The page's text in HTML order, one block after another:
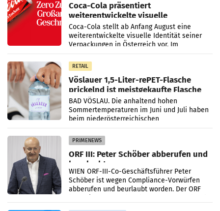
Coca-Cola präsentiert
weiterentwickelte visuelle
Markenidentität
Coca-Cola stellt ab Anfang August eine
weiterentwickelte visuelle Identität seiner
Verpackungen in Österreich vor. Im
Mittelpunkt des Redesigns stehen zentrale
Gestaltungselemente
RETAIL
Vöslauer 1,5-Liter-rePET-Flasche
prickelnd ist meistgekaufte Flasche
Österreichs
BAD VÖSLAU. Die anhaltend hohen
Sommertemperaturen im Juni und Juli haben
beim niederösterreichischen
Getränkehersteller Vöslauer zu deutlichen
Absatzzuwächsen geführt. Während
PRIMENEWS
ORF III: Peter Schöber abberufen und
beurlaubt
WIEN ORF-III-Co-Geschäftsführer Peter
Schöber ist wegen Compliance-Vorwürfen
abberufen und beurlaubt worden. Der ORF